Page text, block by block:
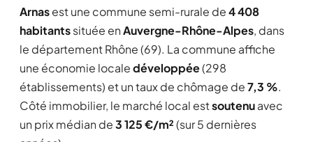
Arnasest une commune semi-rurale de4 408
habitantssituée enAuvergne-Rhône-Alpes, dans
le département Rhône (69). La commune affiche
une économie localedéveloppée(298
établissements) et un taux de chômage de7,3 %.
Côté immobilier, le marché local estsoutenuavec
un prix médian de3 125 €/m²(sur 5 dernières